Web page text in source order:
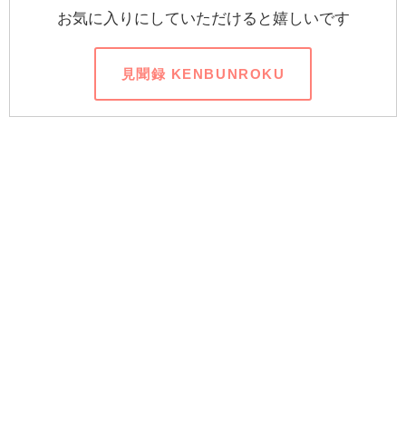
お気に入りにしていただけると嬉しいです
見聞録 KENBUNROKU